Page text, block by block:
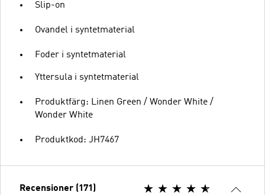
Slip-on
Ovandel i syntetmaterial
Foder i syntetmaterial
Yttersula i syntetmaterial
Produktfärg: Linen Green / Wonder White /
Wonder White
Produktkod: JH7467
Recensioner (171)